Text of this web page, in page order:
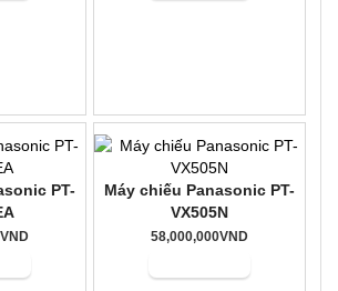
PT-
Máy chiếu Panasonic PT-
VX505N
58,000,000VND